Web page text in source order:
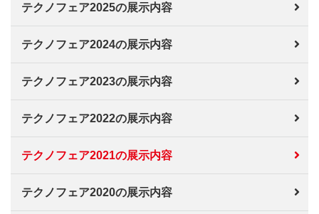
テクノフェア2025の展示内容
テクノフェア2024の展示内容
テクノフェア2023の展示内容
テクノフェア2022の展示内容
テクノフェア2021の展示内容
テクノフェア2020の展示内容